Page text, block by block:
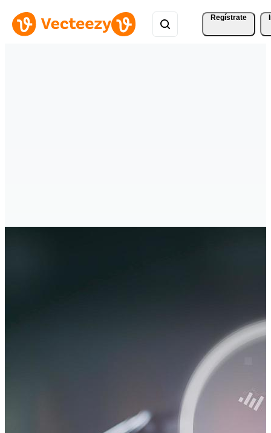
Regístrate